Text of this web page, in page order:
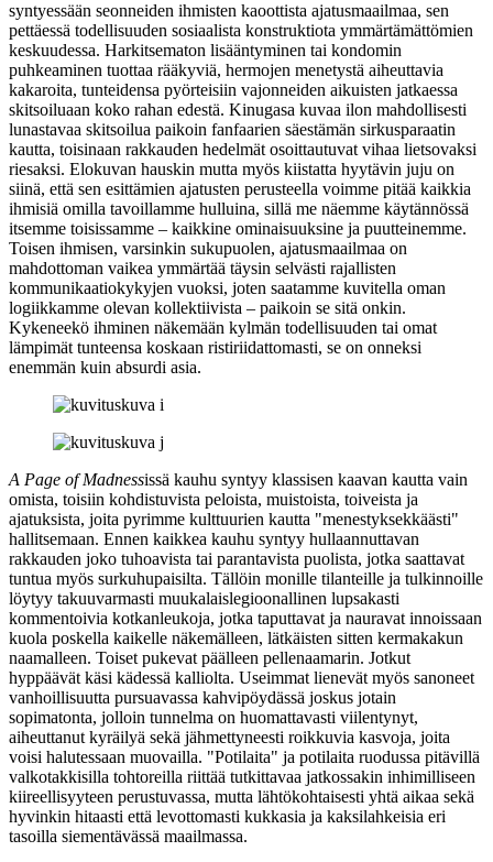
syntyessään seonneiden ihmisten kaoottista ajatusmaailmaa, sen
pettäessä todellisuuden sosiaalista konstruktiota ymmärtämättömien
keskuudessa. Harkitsematon lisääntyminen tai kondomin
puhkeaminen tuottaa rääkyviä, hermojen menetystä aiheuttavia
kakaroita, tunteidensa pyörteisiin vajonneiden aikuisten jatkaessa
skitsoiluaan koko rahan edestä. Kinugasa kuvaa ilon mahdollisesti
lunastavaa skitsoilua paikoin fanfaarien säestämän sirkusparaatin
kautta, toisinaan rakkauden hedelmät osoittautuvat vihaa lietsovaksi
riesaksi. Elokuvan hauskin mutta myös kiistatta hyytävin juju on
siinä, että sen esittämien ajatusten perusteella voimme pitää kaikkia
ihmisiä omilla tavoillamme hulluina, sillä me näemme käytännössä
itsemme toisissamme – kaikkine ominaisuuksine ja puutteinemme.
Toisen ihmisen, varsinkin sukupuolen, ajatusmaailmaa on
mahdottoman vaikea ymmärtää täysin selvästi rajallisten
kommunikaatiokykyjen vuoksi, joten saatamme kuvitella oman
logiikkamme olevan kollektiivista – paikoin se sitä onkin.
Kykeneekö ihminen näkemään kylmän todellisuuden tai omat
lämpimät tunteensa koskaan ristiriidattomasti, se on onneksi
enemmän kuin absurdi asia.
A Page of Madnessissä kauhu syntyy klassisen kaavan kautta vain
omista, toisiin kohdistuvista peloista, muistoista, toiveista ja
ajatuksista, joita pyrimme kulttuurien kautta "menestyksekkäästi"
hallitsemaan. Ennen kaikkea kauhu syntyy hullaannuttavan
rakkauden joko tuhoavista tai parantavista puolista, jotka saattavat
tuntua myös surkuhupaisilta. Tällöin monille tilanteille ja tulkinnoille
löytyy takuuvarmasti muukalaislegioonallinen lupsakasti
kommentoivia kotkanleukoja, jotka taputtavat ja nauravat innoissaan
kuola poskella kaikelle näkemälleen, lätkäisten sitten kermakakun
naamalleen. Toiset pukevat päälleen pellenaamarin. Jotkut
hyppäävät käsi kädessä kalliolta. Useimmat lienevät myös sanoneet
vanhoillisuutta pursuavassa kahvipöydässä joskus jotain
sopimatonta, jolloin tunnelma on huomattavasti viilentynyt,
aiheuttanut kyräilyä sekä jähmettyneesti roikkuvia kasvoja, joita
voisi halutessaan muovailla. "Potilaita" ja potilaita ruodussa pitävillä
valkotakkisilla tohtoreilla riittää tutkittavaa jatkossakin inhimilliseen
kiireellisyyteen perustuvassa, mutta lähtökohtaisesti yhtä aikaa sekä
hyvinkin hitaasti että levottomasti kukkasia ja kaksilahkeisia eri
tasoilla siementävässä maailmassa.